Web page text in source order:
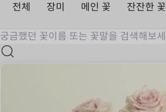
전체 장미 메인 꽃 잔잔한 꽃